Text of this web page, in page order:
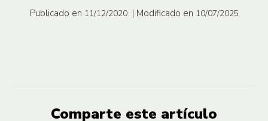
Publicado en 11/12/2020 | Modificado en 10/07/2025
Comparte este artículo